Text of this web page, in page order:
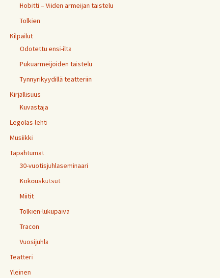
Hobitti – Viiden armeijan taistelu
Tolkien
Kilpailut
Odotettu ensi-ilta
Pukuarmeijoiden taistelu
Tynnyrikyydillä teatteriin
Kirjallisuus
Kuvastaja
Legolas-lehti
Musiikki
Tapahtumat
30-vuotisjuhlaseminaari
Kokouskutsut
Miitit
Tolkien-lukupäivä
Tracon
Vuosijuhla
Teatteri
Yleinen